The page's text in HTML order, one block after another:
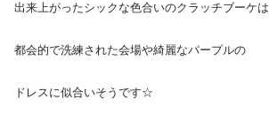
出来上がったシックな色合いのクラッチブーケは
都会的で洗練された会場や綺麗なパープルの
ドレスに似合いそうです☆